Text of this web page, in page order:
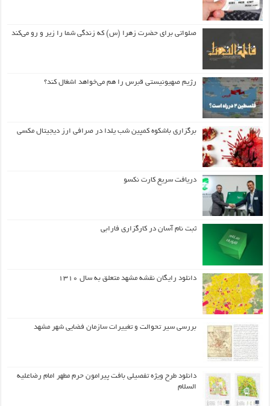
صلواتی برای حضرت زهرا (س) که زندگی شما را زیر و رو می‌کند
رژیم صهیونیستی قبرس را هم می‌خواهد اشغال کند؟
برگزاری باشکوه کمپین شب یلدا در صرافی ارز دیجیتال مکسی
دریافت سریع کارت نکسو
ثبت نام آسان در کارگزاری فارابی
دانلود رایگان نقشه مشهد متعلق به سال ۱۳۱۰
بررسی سیر تحوالت و تغییرات سازمان فضایی شهر مشهد
دانلود طرح ويژه تفصيلي بافت پيرامون حرم مطهر امام رضاعليه
السلام